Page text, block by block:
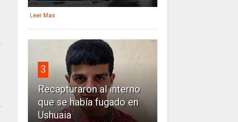
Leer Mas
3
Recapturaron al interno
que se había fugado en
Ushuaia